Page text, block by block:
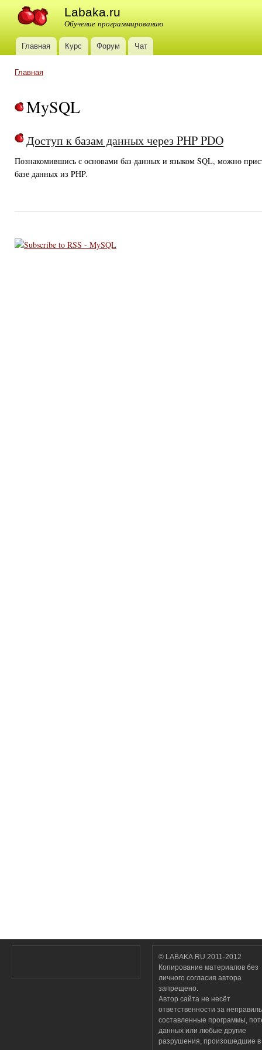
Labaka.ru
Обучение программированию
Main menu
Главная Курс Форум Чат
Главная
MySQL
Доступ к базам данных через PHP PDO
Познакомившись с основами баз данных и языком SQL, можно
базе данных из PHP.
© LABAKA.RU 2011-2012
Копирование материалов без
личного согласия автора
запрещено.
Автор сайта не несёт
ответственности за
составленные программы,
данных или любые другие
разрушения, произошедшие в